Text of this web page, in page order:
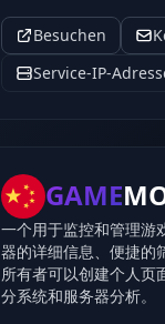
Besuchen
Service-IP-
GAME
一个用于监控和管理游
器的详细信息、便捷的
所有者可以创建个人页
分系统和服务器分析。